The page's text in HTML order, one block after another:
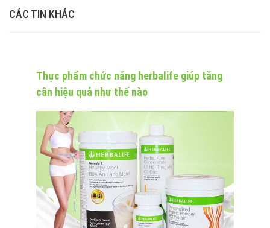
CÁC TIN KHÁC
Thực phẩm chức năng herbalife giúp tăng
cân hiệu quả như thế nào